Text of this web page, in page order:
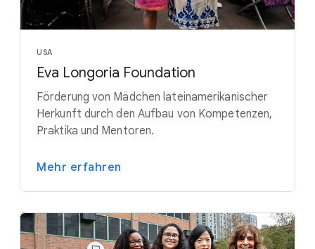
USA
Eva Longoria Foundation
Förderung von Mädchen lateinamerikanischer
Herkunft durch den Aufbau von Kompetenzen,
Praktika und Mentoren.
Mehr erfahren